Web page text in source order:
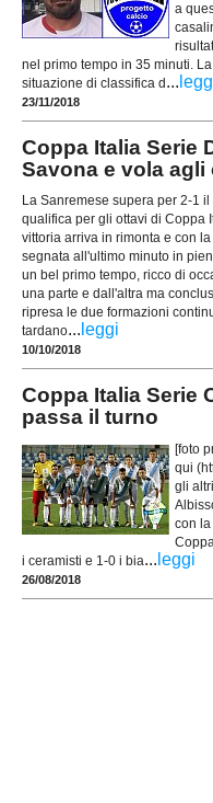
a
nel primo tempo in 35 minuti.
situazione di classifica d ...
23/11/2018
Coppa Italia Serie
Savona e vola agli
La Sanremese supera per 2-1 il
qualifica per gli ottavi di Coppa
vittoria arriva in rimonta e con
segnata all'ultimo minuto in
un bel primo tempo, ricco di
una parte e dall'altra ma
ripresa le due formazioni
tardano... leggi
10/10/2018
Coppa Italia Serie
passa il turno
[foto
qui
gli
con
i ceramisti e 1-0 i bia... leggi
26/08/2018